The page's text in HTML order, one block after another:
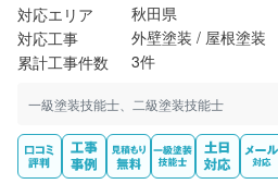
対応エリア
秋田県
対応工事
外壁塗装 / 屋根塗装
累計工事件数
3件
一級塗装技能士、二級塗装技能士